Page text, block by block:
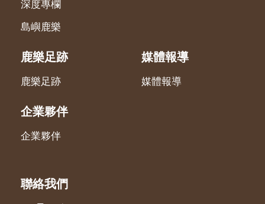
深度專欄
島嶼鹿樂
鹿樂足跡
鹿樂足跡
媒體報導
媒體報導
企業夥伴
企業夥伴
聯絡我們